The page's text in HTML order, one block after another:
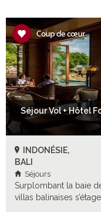
Séjour Vol + Hôtel
INDONÉSIE,
BALI
Séjours
Surplombant la baie
villas balinaises